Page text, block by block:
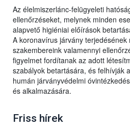
Az élelmiszerlánc-felügyeleti
ellenőrzéseket, melynek minden
alapvető higiéniai előírások
A koronavírus járvány
szakembereink valamennyi
figyelmet fordítanak az adott
szabályok betartására, és felhívják
humán járványvédelmi
és alkalmazására.
Friss hírek